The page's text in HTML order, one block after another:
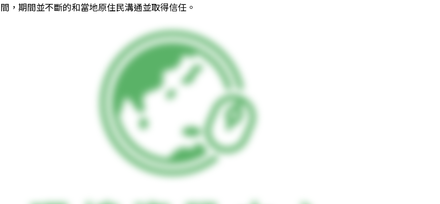
間，期間並不斷的和當地原住民溝通並取得信任。